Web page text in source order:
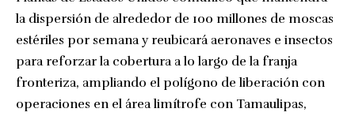
la dispersión de alrededor de 100 millones de moscas
estériles por semana y reubicará aeronaves e insectos
para reforzar la cobertura a lo largo de la franja
fronteriza, ampliando el polígono de liberación con
operaciones en el área limítrofe con Tamaulipas,